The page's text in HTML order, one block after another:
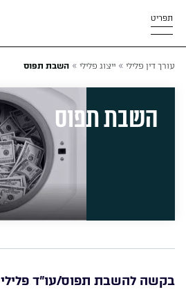
תפריט
עורך דין פלילי » ייצוג פלילי » השבת תפוס
השבת תפוס
בקשה להשבת תפוס/עו”ד פלילי